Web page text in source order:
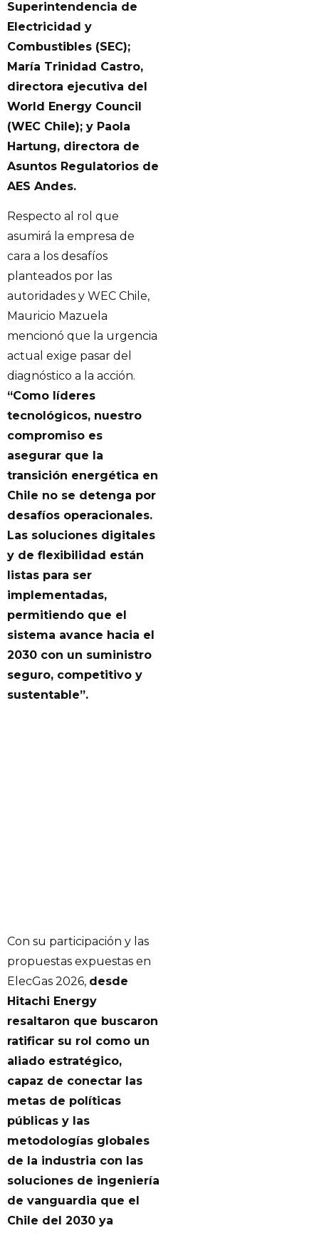
Superintendencia de
Electricidad y
Combustibles (SEC);
María Trinidad Castro,
directora ejecutiva del
World Energy Council
(WEC Chile); y Paola
Hartung, directora de
Asuntos Regulatorios de
AES Andes.
Respecto al rol que
asumirá la empresa de
cara a los desafíos
planteados por las
autoridades y WEC Chile,
Mauricio Mazuela
mencionó que la urgencia
actual exige pasar del
diagnóstico a la acción.
“Como líderes
tecnológicos, nuestro
compromiso es
asegurar que la
transición energética en
Chile no se detenga por
desafíos operacionales.
Las soluciones digitales
y de flexibilidad están
listas para ser
implementadas,
permitiendo que el
sistema avance hacia el
2030 con un suministro
seguro, competitivo y
sustentable”.
Con su participación y las
propuestas expuestas en
ElecGas 2026, desde
Hitachi Energy
resaltaron que buscaron
ratificar su rol como un
aliado estratégico,
capaz de conectar las
metas de políticas
públicas y las
metodologías globales
de la industria con las
soluciones de ingeniería
de vanguardia que el
Chile del 2030 ya